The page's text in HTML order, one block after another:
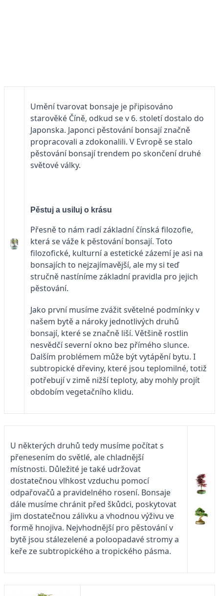
Umění tvarovat bonsaje je připisováno
starověké Číně, odkud se v 6. století dostalo do
Japonska. Japonci pěstování bonsají značně
propracovali a zdokonalili. V Evropě se stalo
pěstování bonsají trendem po skončení druhé
světové války.
Pěstuj a usiluj o krásu
Přesně to nám radí základní čínská filozofie,
která se váže k pěstování bonsají. Toto
filozofické, kulturní a estetické zázemí je asi na
bonsajích to nejzajímavější, ale my si teď
stručně nastíníme základní pravidla pro jejich
pěstování.
Jako první musíme zvážit světelné podmínky v
našem bytě a nároky jednotlivých druhů
bonsají, které se značně liší. Většině rostlin
nesvědčí severní okno bez přímého slunce.
Dalším problémem může být vytápění bytu. I
subtropické dřeviny, které jsou teplomilné, totiž
potřebují v zimě nižší teploty, aby mohly projít
obdobím vegetačního klidu.
U některých druhů tedy musíme počítat s
přenesením do světlé, ale chladnější
místnosti. Důležité je také udržovat
dostatečnou vlhkost vzduchu pomocí
odpařovačů a pravidelného rosení. Bonsaje
dále musíme chránit před škůdci, poskytovat
jim dostatečnou zálivku a vhodnou výživu ve
formě hnojiva. Nejvhodnější pro pěstování v
bytě jsou stálezelené a poloopadavé stromy a
keře ze subtropického a tropického pásma.